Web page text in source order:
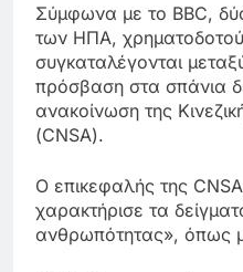
Σύμφωνα με το BBC,
των ΗΠΑ,
συγκαταλέγονται
πρόσβαση στα σπάνια
ανακοίνωση της
(CNSA).
Ο επικεφαλής της
χαρακτήρισε τα
ανθρωπότητας», όπως